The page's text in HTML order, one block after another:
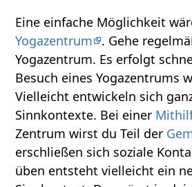
Eine einfache Möglichkeit
Yogazentrum
. Gehe
Yogazentrum. Es erfolgt
Besuch eines Yogazentrums
Vielleicht entwickeln sich
Sinnkontexte. Bei einer
Zentrum wirst du Teil der
erschließen sich soziale
üben entsteht vielleicht ein